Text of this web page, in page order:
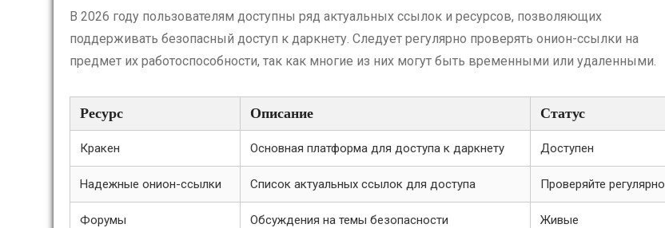
В 2026 году пользователям доступны ряд актуальных ссылок и ресурсов, позволяющих
поддерживать безопасный доступ к даркнету. Следует регулярно проверять онион-ссылки на
предмет их работоспособности, так как многие из них могут быть временными или удаленными.
Ресурс Описание Статус
Кракен Основная платформа для доступа к даркнету Доступен
Надежные онион-ссылки Список актуальных ссылок для доступа Проверяйте регулярно
Форумы Обсуждения на темы безопасности Живые